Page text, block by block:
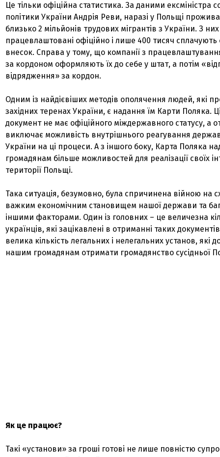
Це тільки офіційна статистика. За даними ексміністра
політики України Андрія Реви, наразі у Польщі
близько 2 мільйонів трудових мігрантів з України. З
працевлаштовані офіційно і лише 400 тисяч сплачують
внесок. Справа у тому, що компанії з
за кордоном оформляють їх до себе у штат, а потім
відрядження» за кордон.
Одним із найдієвіших методів ополячення людей, які
західних теренах України, є надання їм Карти Поляка.
документ не має офіційного міждержавного статусу, а
виключає можливість внутрішнього реагування
України на ці процеси. А з іншого боку, Карта Поляка
громадянам більше можливостей для реалізації своїх
території Польщі.
Така ситуація, безумовно, була спричинена війною на
важким економічним становищем нашої держави та
іншими факторами. Один із головних – це величезна
українців, які зацікавлені в отриманні таких
велика кількість легальних і нелегальних установ, які
нашим громадянам отримати громадянство сусідньої
Як це працює?
Такі «установи» за гроші готові не лише повністю